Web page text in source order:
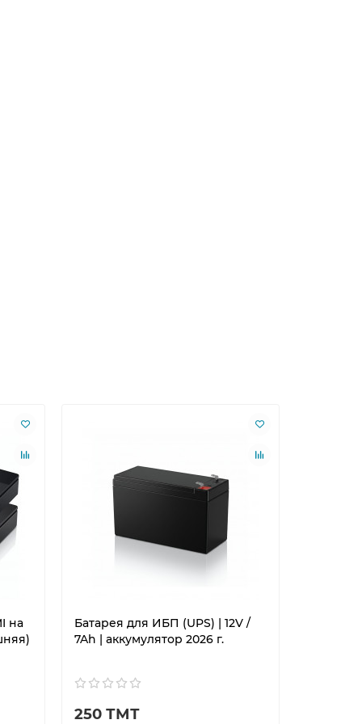
на
Батарея для ИБП (UPS) | 12V /
7Ah | аккумулятор 2026 г.
250 ТМТ